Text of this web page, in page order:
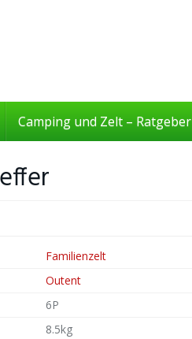
Camping und Zelt – Ratgeber
Familienzelt
Outent
6P
8.5kg